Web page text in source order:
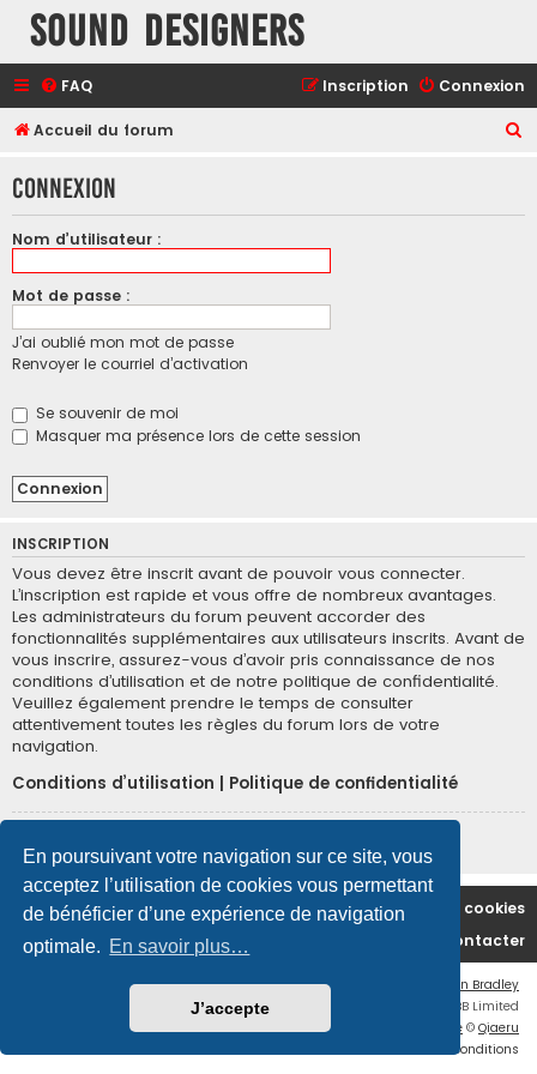
En poursuivant votre navigation sur ce site, vous
acceptez l’utilisation de cookies vous permettant
de bénéficier d’une expérience de navigation
optimale. En savoir plus…
J’accepte
Sound Designers
FAQ Connexion
Inscription
Accueil du forum
h
Connexion
Nom d’utilisateur :
Mot de passe :
J’ai oublié mon mot de passe
Renvoyer le courriel d’activation
Se souvenir de moi
Masquer ma présence lors de cette session
INSCRIPTION
Vous devez être inscrit avant de pouvoir vous connecter.
L’inscription est rapide et vous offre de nombreux avantages.
Les administrateurs du forum peuvent accorder des
fonctionnalités supplémentaires aux utilisateurs inscrits. Avant de
vous inscrire, assurez-vous d’avoir pris connaissance de nos
conditions d’utilisation et de notre politique de confidentialité.
Veuillez également prendre le temps de consulter
attentivement toutes les règles du forum lors de votre
navigation.
Conditions d’utilisation
Politique de confidentialité
Accueil du forum
Supprimer les cookies
Nous contacter
Ian Bradley
Développé parphpBB
® Forum Software © phpBB Limited
Traduction française officielle © Qiaeru
Conditions